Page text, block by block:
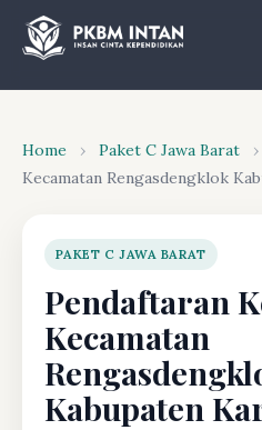
Home › Paket C Jawa Barat ›
Kecamatan Rengasdengklok
PAKET C JAWA BARAT
Pendaftaran
Kecamatan
Kabupaten